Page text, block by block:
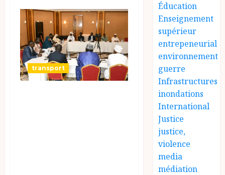
transport
Éducation
Enseignement
supérieur
entrepeneurial
environnement
guerre
Infrastructures
inondations
International
Justice
justice,
violence
media
médiation